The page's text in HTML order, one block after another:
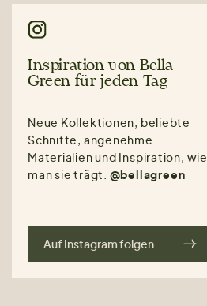
Inspiration von Bella
Green für jeden Tag
Neue Kollektionen, beliebte
Schnitte, angenehme
Materialien und Inspiration, wie
man sie trägt. @bellagreen
Auf Instagram folgen